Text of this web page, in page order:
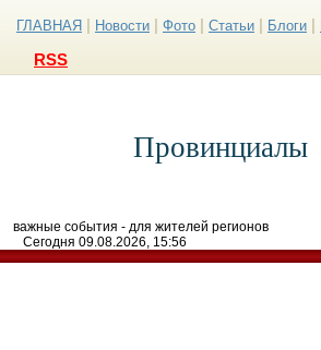
ГЛАВНАЯ Новости Фото Статьи Блоги
RSS
Провинциалы
важные события - для жителей регионов
Сегодня 09.08.2026, 15:56